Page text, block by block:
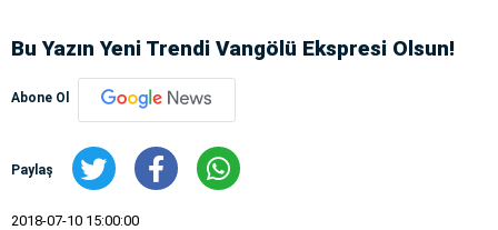
Bu Yazın Yeni Trendi Vangölü Ekspresi Olsun!
Abone Ol
Paylaş
2018-07-10 15:00:00